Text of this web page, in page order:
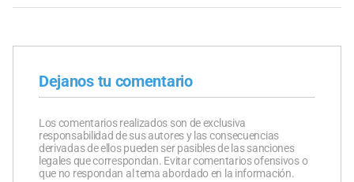
Dejanos tu comentario
Los comentarios realizados son de exclusiva
responsabilidad de sus autores y las consecuencias
derivadas de ellos pueden ser pasibles de las sanciones
legales que correspondan. Evitar comentarios ofensivos o
que no respondan al tema abordado en la información.